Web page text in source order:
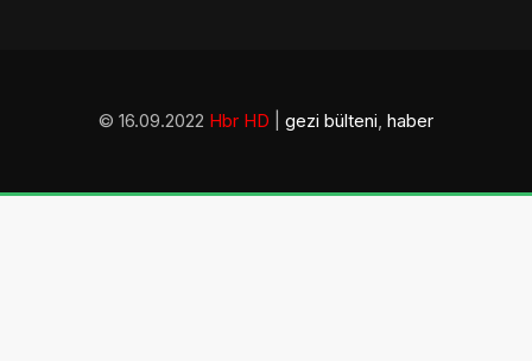
© 16.09.2022 Hbr HD gezi bülteni, haber